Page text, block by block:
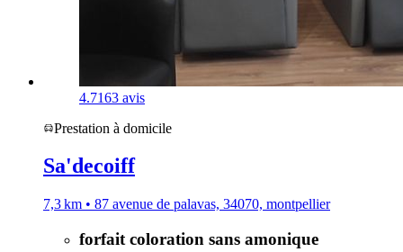
4.7163 avis
Prestation à domicile
Sa'decoiff
7,3 km • 87 avenue de palavas, 34070, montpellier
forfait coloration sans amonique